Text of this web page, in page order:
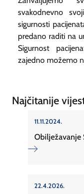
svakodnevno
sigurnosti
predano raditi na
Sigurnost
zajedno možemo
Najčitanije
11.11.2024.
Obilježavanje
22.4.2026.